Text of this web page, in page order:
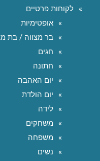
לקוחות פרטיים
אופטימיות
בר מצווה / בת
חגים
חתונה
יום האהבה
יום הולדת
לידה
משחקים
משפחה
נשים